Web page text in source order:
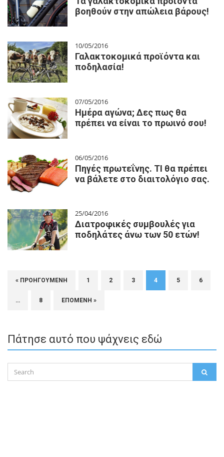
βοηθούν στην απώλεια βάρους!
10/05/2016
Γαλακτοκομικά προϊόντα και
ποδηλασία!
07/05/2016
Ημέρα αγώνα; Δες πως θα
πρέπει να είναι το πρωινό σου!
06/05/2016
Πηγές πρωτεΐνης. ΤΙ θα πρέπει
να βάλετε στο διαιτολόγιο σας.
25/04/2016
Διατροφικές συμβουλές για
ποδηλάτες άνω των 50 ετών!
« ΠΡΟΗΓΟΎΜΕΝΗ 1 2 3 4 5 6
… 8 ΕΠΌΜΕΝΗ »
Πάτησε αυτό που ψάχνεις εδώ
Search
for: